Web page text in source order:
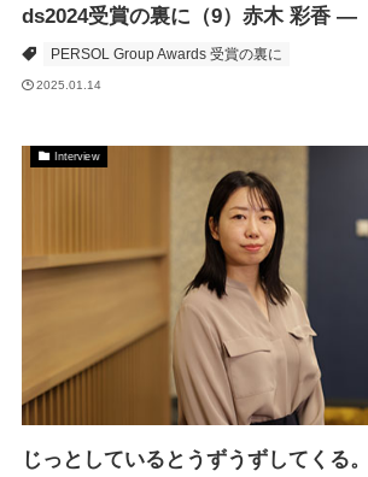
ds2024受賞の裏に（9）赤木 彩香 ―
PERSOL Group Awards 受賞の裏に
2025.01.14
Interview
じっとしているとうずうずしてくる